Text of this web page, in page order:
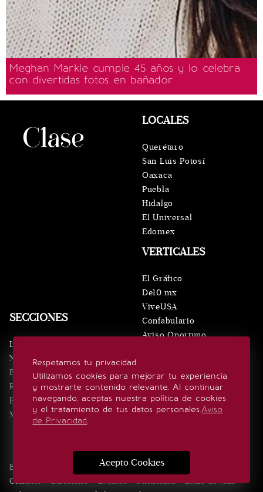
Meghan Markle cumple 45 años y lo celebra
con divertidas fotos en bañador
Respetamos tu privacidad
Utilizamos cookies para mejorar tu experiencia
y mostrarte contenido relevante. Al continuar
navegando, aceptas nuestra política de cookies
y el tratamiento de tus datos personales.Aviso
de Privacidad.
Acepto Cookies
SECCIONES
Inicio
Noticias
Eventos
Realeza
Estilo de vida
Minuto x Minuto
VERTICALES
El Gráfico
De10.mx
ViveUSA
Confabulario
Aviso Oportuno
LOCALES
Querétaro
San Luis Potosí
Oaxaca
Puebla
Hidalgo
El Universal
Edomex
SÍGUENOS
Edición Impresa Noticias Quiénes somos
Contacto
Directorio Eventos Publicidad
Estilo de vida